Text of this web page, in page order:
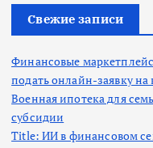
Свежие записи
Финансовые
подать онлайн-заявку на
Военная ипотека для
субсидии
Title: ИИ в финансовом